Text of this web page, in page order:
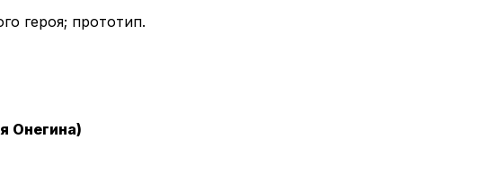
героя; прототип.
Онегина)